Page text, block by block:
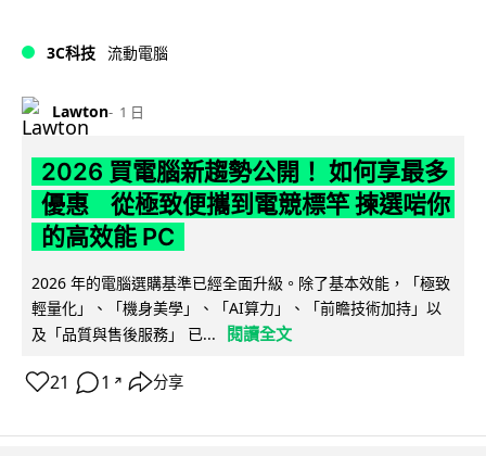
3C科技 流動電腦
Lawton 1 日
2026 買電腦新趨勢公開！ 如何享最多
優惠 從極致便攜到電競標竿 揀選啱你
的高效能 PC
2026 年的電腦選購基準已經全面升級。除了基本效能，「極致
輕量化」、「機身美學」、「AI算力」、「前瞻技術加持」以
及「品質與售後服務」 已...
閱讀全文
21 1 ↗ 分享